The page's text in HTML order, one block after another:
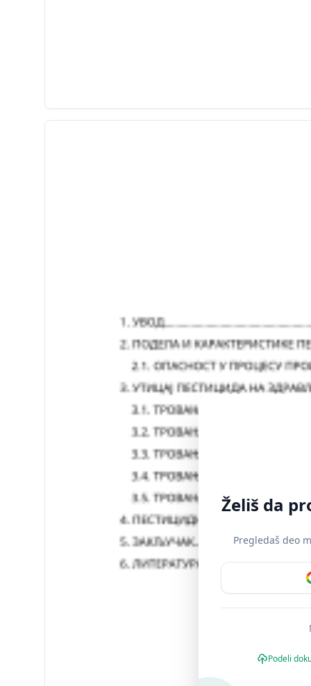
Želiš da
Pregledaš deo
Podeli